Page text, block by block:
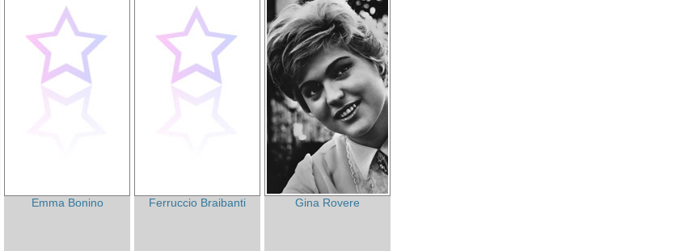
Emma Bonino Ferruccio Braibanti Gina Rovere